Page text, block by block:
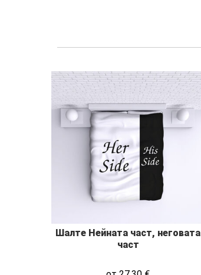
Шалте Нейната част, неговата
част